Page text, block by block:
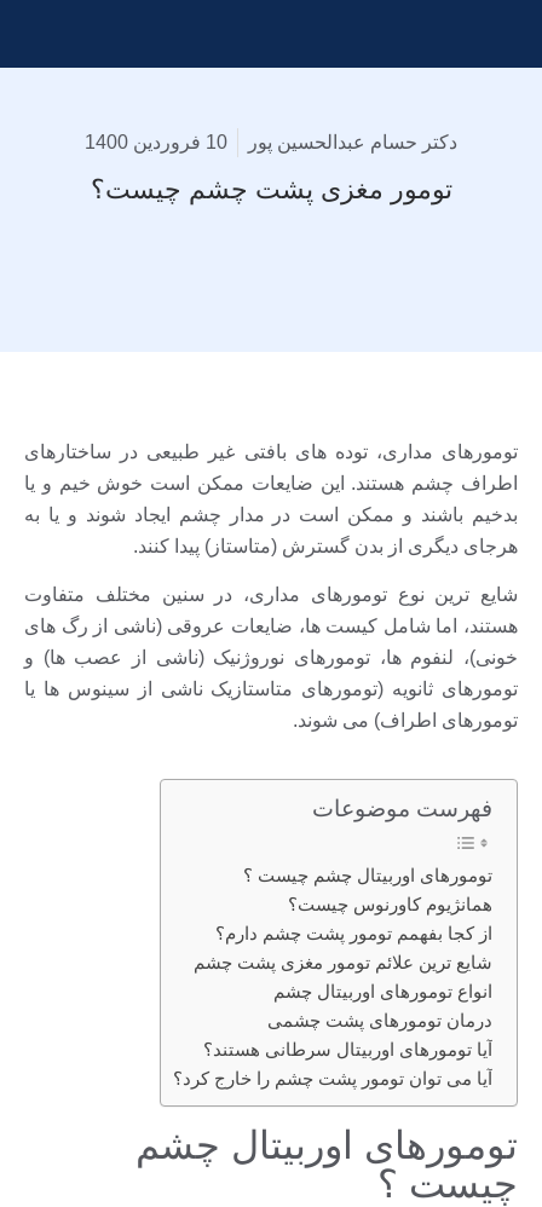
دکتر حسام عبدالحسین پور 10 فروردین 1400
تومور مغزی پشت چشم چیست؟
تومورهای مداری، توده های بافتی غیر طبیعی در ساختارهای
اطراف چشم هستند. این ضایعات ممکن است خوش خیم و یا
بدخیم باشند و ممکن است در مدار چشم ایجاد شوند و یا به
هرجای دیگری از بدن گسترش (متاستاز) پیدا کنند.
شایع ترین نوع تومورهای مداری، در سنین مختلف متفاوت
هستند، اما شامل کیست ها، ضایعات عروقی (ناشی از رگ های
خونی)، لنفوم ها، تومورهای نوروژنیک (ناشی از عصب ها) و
تومورهای ثانویه (تومورهای متاستازیک ناشی از سینوس ها یا
تومورهای اطراف) می شوند.
فهرست موضوعات
تومورهای اوربیتال چشم چیست ؟
همانژیوم کاورنوس چیست؟
از کجا بفهمم تومور پشت چشم دارم؟
شایع ترین علائم تومور مغزی پشت چشم
انواع تومورهای اوربیتال چشم
درمان تومورهای پشت چشمی
آیا تومورهای اوربیتال سرطانی هستند؟
آیا می توان تومور پشت چشم را خارج کرد؟
تومورهای اوربیتال چشم
چیست ؟